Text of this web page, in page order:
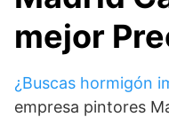
mejor
¿Buscas hormigón
empresa pintores